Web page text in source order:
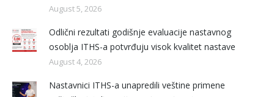
August 5, 2026
Odlični rezultati godišnje evaluacije nastavnog
osoblja ITHS-a potvrđuju visok kvalitet nastave
August 4, 2026
Nastavnici ITHS-a unapredili veštine primene